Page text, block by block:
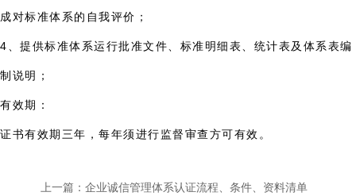
成对标准体系的自我评价；
4、提供标准体系运行批准文件、标准明细表、统计表及体系表编
制说明；
有效期：
证书有效期三年，每年须进行监督审查方可有效。
上一篇：企业诚信管理体系认证流程、条件、资料清单